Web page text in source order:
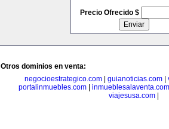
Precio Ofrecido $
Otros dominios en venta:
negocioestrategico.com| guianoticias.com|
portalinmuebles.com
inmueblesalaventa.com
viajesusa.com